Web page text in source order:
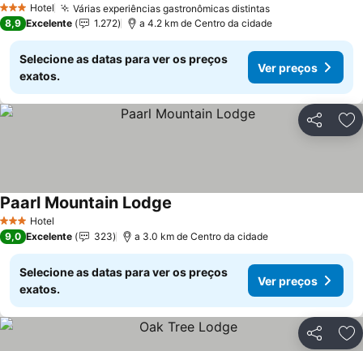
3 EstrelasHotel Várias experiências gastronômicas distintasVer preços
8,9 Excelente 1.272 a 4.2 km de Centro da cidade
Selecione as datas para ver os preços
exatos.
Ver preços
Partilhar
3 EstrelasHotel
Paarl Mountain Lodge
9,0 Excelente 323 a 3.0 km de Centro da cidade
Selecione as datas para ver os preços
exatos.
Ver preços
Partilhar